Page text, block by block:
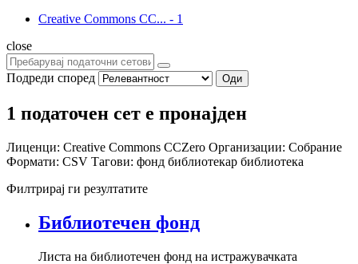
Creative Commons CC... - 1
close
Подреди според Оди
1 податочен сет е пронајден
Лиценци: Creative Commons CCZero Организации: Собрание
Формати: CSV Тагови: фонд библиотекар библиотека
Филтрирај ги резултатите
Библиотечен фонд
Листа на библиотечен фонд на истражувачката